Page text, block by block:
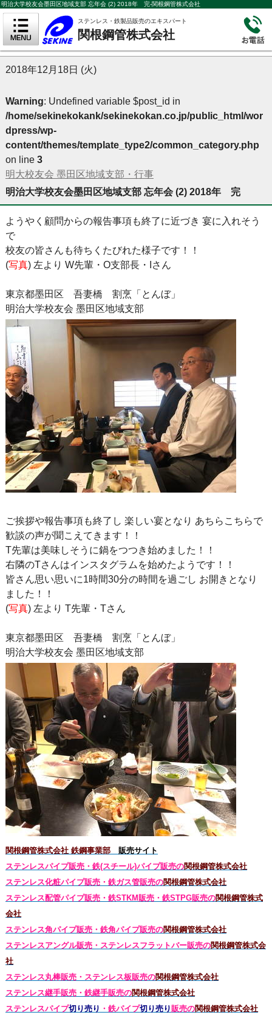
明治大学校友会墨田区地域支部 忘年会 (2) 2018年 完-関根鋼管株式会社
ステンレス・鉄製品販売のエキスパート
関根鋼管株式会社
2018年12月18日 (火)
Warning: Undefined variable $post_id in
/home/sekinekokank/sekinekokan.co.jp/public_html/wor
dpress/wp-
content/themes/template_type2/common_category.php
on line 3
明大校友会 墨田区地域支部・行事
明治大学校友会墨田区地域支部 忘年会 (2) 2018年 完
ようやく顧問からの報告事項も終了に近づき 宴に入れそう
で
校友の皆さんも待ちくたびれた様子です！！
(写真) 左より W先輩・O支部長・Iさん
東京都墨田区 吾妻橋 割烹「とんぼ」
明治大学校友会 墨田区地域支部
ご挨拶や報告事項も終了し 楽しい宴となり あちらこちらで
歓談の声が聞こえてきます！！
T先輩は美味しそうに鍋をつつき始めました！！
右隣のTさんはインスタグラムを始めたようです！！
皆さん思い思いに1時間30分の時間を過ごし お開きとなり
ました！！
(写真) 左より T先輩・Tさん
東京都墨田区 吾妻橋 割烹「とんぼ」
明治大学校友会 墨田区地域支部
関根鋼管株式会社 鉄鋼事業部 販売サイト
ステンレスパイプ販売・鉄(スチール)パイプ販売の関根鋼管株式会社
ステンレス化粧パイプ販売・鉄ガス管販売の関根鋼管株式会社
ステンレス配管パイプ販売・鉄STKM販売・鉄STPG販売の関根鋼管株式
会社
ステンレス角パイプ販売・鉄角パイプ販売の関根鋼管株式会社
ステンレスアングル販売・ ステンレスフラットバー販売の関根鋼管株式会
社
ステンレス丸棒販売・ ステンレス板販売の関根鋼管株式会社
ステンレス継手販売・鉄継手販売の関根鋼管株式会社
ステンレスパイプ切り売り ・鉄パイプ切り売り 販売の関根鋼管株式会社